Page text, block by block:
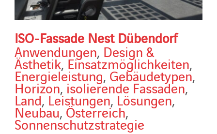
ISO-Fassade Nest Dübendorf
Anwendungen, Design &
Ästhetik,Einsatzmöglichkeiten,
Energieleistung,Gebäudetypen,
Horizon,isolierende Fassaden,
Land,Leistungen,Lösungen,
Neubau,Österreich,
Sonnenschutzstrategie